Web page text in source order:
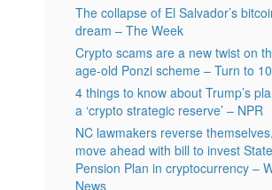
The collapse of El Salvador’s
dream – The Week
Crypto scams are a new twist on
age-old Ponzi scheme – Turn to 10
4 things to know about Trump’s
a ‘crypto strategic reserve’ – NPR
NC lawmakers reverse themselves,
move ahead with bill to invest State
Pension Plan in cryptocurrency –
News